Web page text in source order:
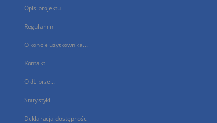
Opis projektu
Regulamin
O koncie użytkownika...
Kontakt
O dLibrze...
Statystyki
Deklaracja dostępności